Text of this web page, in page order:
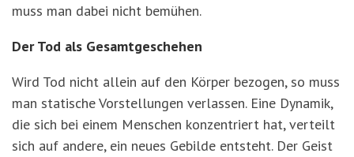
muss man dabei nicht bemühen.
Der Tod als Gesamtgeschehen
Wird Tod nicht allein auf den Körper bezogen, so muss
man statische Vorstellungen verlassen. Eine Dynamik,
die sich bei einem Menschen konzentriert hat, verteilt
sich auf andere, ein neues Gebilde entsteht. Der Geist